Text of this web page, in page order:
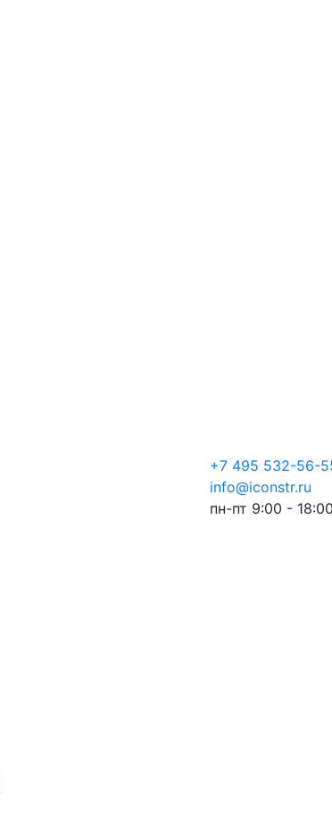
+7 495 532-56-
info@iconstr.ru
пн-пт 9:00 -